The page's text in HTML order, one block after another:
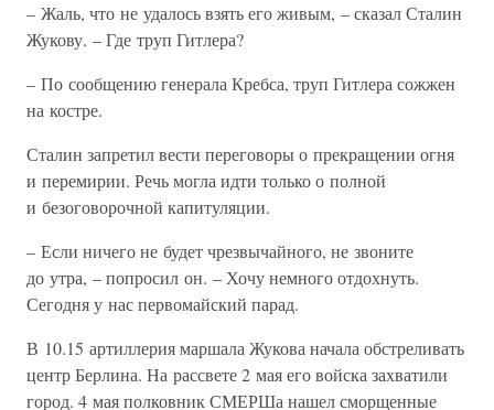
– Жаль, что не удалось взять его живым, – сказал Сталин
Жукову. – Где труп Гитлера?
– По сообщению генерала Кребса, труп Гитлера сожжен
на костре.
Сталин запретил вести переговоры о прекращении огня
и перемирии. Речь могла идти только о полной
и безоговорочной капитуляции.
– Если ничего не будет чрезвычайного, не звоните
до утра, – попросил он. – Хочу немного отдохнуть.
Сегодня у нас первомайский парад.
В 10.15 артиллерия маршала Жукова начала обстреливать
центр Берлина. На рассвете 2 мая его войска захватили
город. 4 мая полковник СМЕРШа нашел сморщенные